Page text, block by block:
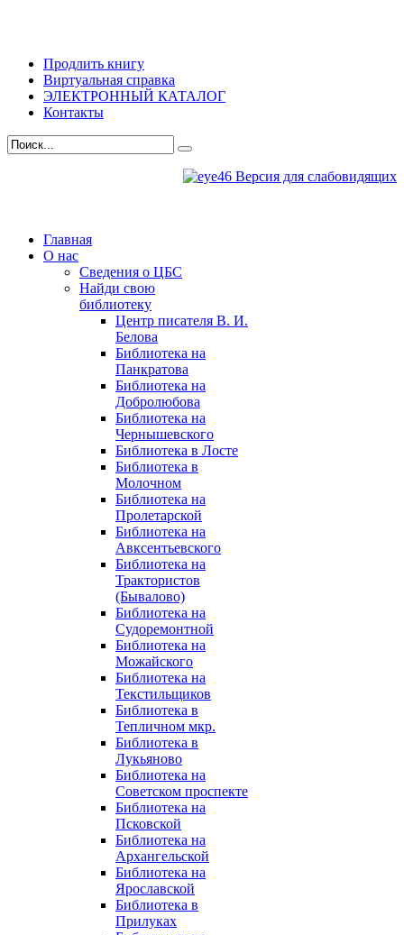
Продлить книгу
Виртуальная справка
ЭЛЕКТРОННЫЙ КАТАЛОГ
Контакты
Версия для слабовидящих
Главная
О нас
Сведения о ЦБС
Найди свою
библиотеку
Центр писателя В. И.
Белова
Библиотека на
Панкратова
Библиотека на
Добролюбова
Библиотека на
Чернышевского
Библиотека в Лосте
Библиотека в
Молочном
Библиотека на
Пролетарской
Библиотека на
Авксентьевского
Библиотека на
Трактористов
(Бывалово)
Библиотека на
Судоремонтной
Библиотека на
Можайского
Библиотека на
Текстильщиков
Библиотека в
Тепличном мкр.
Библиотека в
Лукьяново
Библиотека на
Советском проспекте
Библиотека на
Псковской
Библиотека на
Архангельской
Библиотека на
Ярославской
Библиотека в
Прилуках